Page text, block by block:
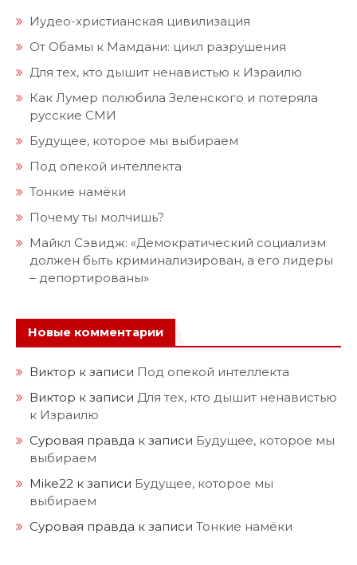
Иудео-христианская цивилизация
От Обамы к Мамдани: цикл разрушения
Для тех, кто дышит ненавистью к Израилю
Как Лумер полюбила Зеленского и потеряла
русские СМИ
Будущее, которое мы выбираем
Под опекой интеллекта
Тонкие намёки
Почему ты молчишь?
Майкл Сэвидж: «Демократический социализм
должен быть криминализирован, а его лидеры
– депортированы»
Новые комментарии
Виктор к записи Под опекой интеллекта
Виктор к записи Для тех, кто дышит ненавистью
к Израилю
Суровая правда к записи Будущее, которое мы
выбираем
Mike22 к записи Будущее, которое мы
выбираем
Суровая правда к записи Тонкие намёки